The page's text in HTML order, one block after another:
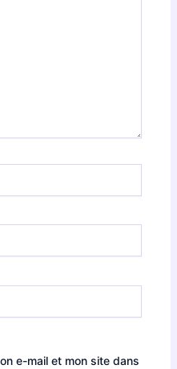
e-mail et mon site dans